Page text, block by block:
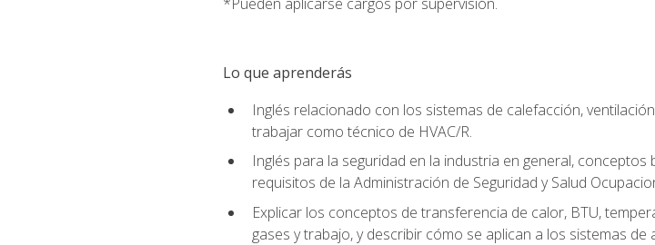
Lo que aprenderás
Inglés relacionado con los sistemas de calefacción,
trabajar como técnico de HVAC/R.
Inglés para la seguridad en la industria en general,
requisitos de la Administración de Seguridad y Salud
Explicar los conceptos de transferencia de calor, BTU,
gases y trabajo, y describir cómo se aplican a los sistemas